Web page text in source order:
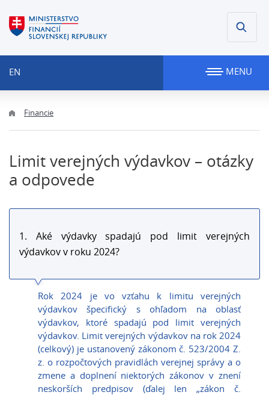
EN MENU
Financie
Limit verejných výdavkov – otázky
a odpovede
1. Aké výdavky spadajú pod limit verejných
výdavkov v roku 2024?
Rok 2024 je vo vzťahu k limitu verejných
výdavkov špecifický s ohľadom na oblasť
výdavkov, ktoré spadajú pod limit verejných
výdavkov. Limit verejných výdavkov na rok 2024
(celkový) je ustanovený zákonom č. 523/2004 Z.
z. o rozpočtových pravidlách verejnej správy a o
zmene a doplnení niektorých zákonov v znení
neskorších predpisov (ďalej len „zákon č.